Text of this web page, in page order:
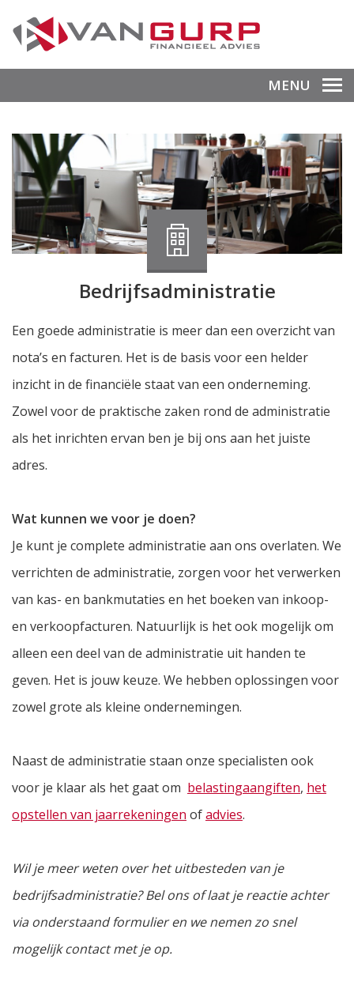
MENU
Bedrijfsadministratie
Een goede administratie is meer dan een overzicht van
nota’s en facturen. Het is de basis voor een helder
inzicht in de financiële staat van een onderneming.
Zowel voor de praktische zaken rond de administratie
als het inrichten ervan ben je bij ons aan het juiste
adres.
Wat kunnen we voor je doen?
Je kunt je complete administratie aan ons overlaten. We
verrichten de administratie, zorgen voor het verwerken
van kas- en bankmutaties en het boeken van inkoop-
en verkoopfacturen. Natuurlijk is het ook mogelijk om
alleen een deel van de administratie uit handen te
geven. Het is jouw keuze. We hebben oplossingen voor
zowel grote als kleine ondernemingen.
Naast de administratie staan onze specialisten ook
voor je klaar als het gaat om belastingaangiften, het
opstellen van jaarrekeningen ofadvies.
Wil je meer weten over het uitbesteden van je
bedrijfsadministratie?Bel ons of laat je reactie achter
via onderstaand formulieren we nemen zo snel
mogelijk contact met je op.